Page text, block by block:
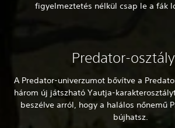
figyelmeztetés nélkül csap le a fák
Predator-
A Predator-univerzumot bővítve a
három új játszható Yautja-
beszélve arról, hogy a halálos nőnemű
bújhatsz.